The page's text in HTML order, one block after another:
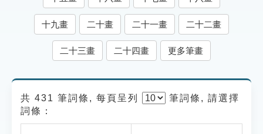
遊戲專區
貓頭鷹博士
十九畫 二十畫 二十一畫 二十二畫
二十三畫 二十四畫 更多筆畫
共 431 筆詞條, 每頁呈列 筆詞條, 請選擇
詞條：